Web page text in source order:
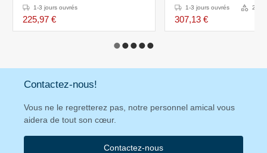
Tall1-3 jours ouvrés
225,97 €
Small1-3 jours ouvrés 2
307,13 €
Contactez-nous!
Vous ne le regretterez pas, notre personnel amical vous
aidera de tout son cœur.
Contactez-nous